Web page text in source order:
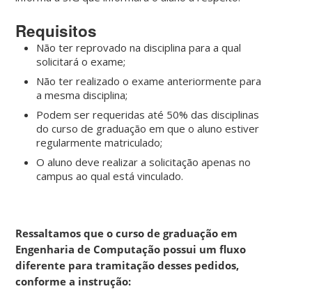
Requisitos
Não ter reprovado na disciplina para a qual
solicitará o exame;
Não ter realizado o exame anteriormente para
a mesma disciplina;
Podem ser requeridas até 50% das disciplinas
do curso de graduação em que o aluno estiver
regularmente matriculado;
O aluno deve realizar a solicitação apenas no
campus ao qual está vinculado.
Ressaltamos que o curso de graduação em
Engenharia de Computação possui um fluxo
diferente para tramitação desses pedidos,
conforme a instrução: